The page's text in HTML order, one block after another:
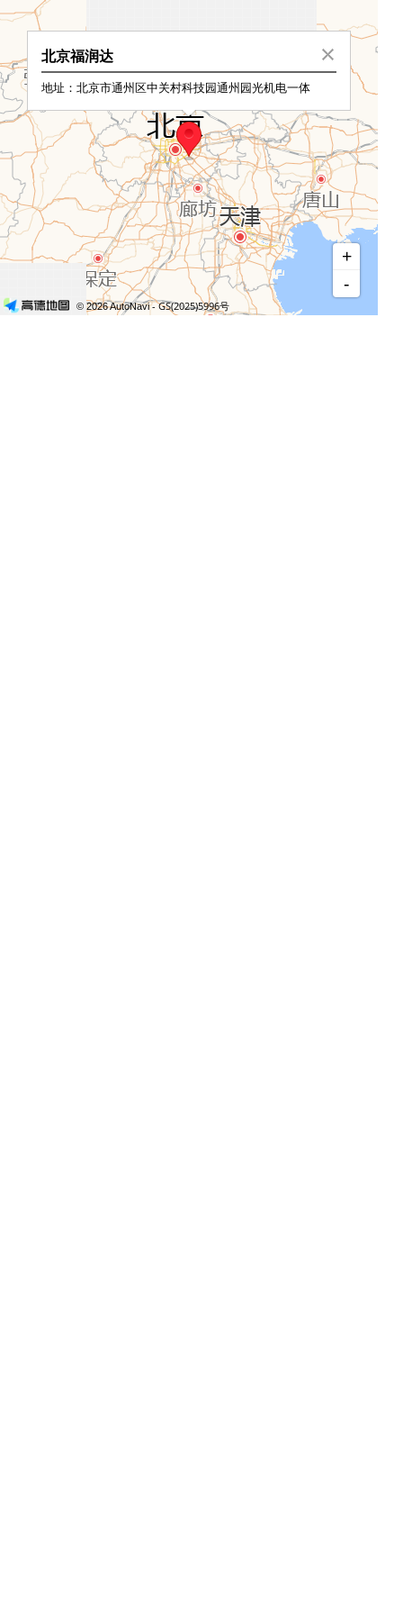
北京福润达
地址：北京市通州区中关村科技园通州园光机电一体
+
-
© 2026 AutoNavi- GS(2025)5996号